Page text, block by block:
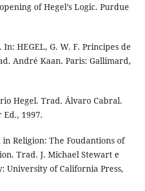
of Hegel’s Logic. Purdue
In: HEGEL, G. W. F. Principes de
André Kaan. Paris: Gallimard,
Hegel. Trad. Álvaro Cabral.
Ed., 1997.
in Religion: The Foudantions of
Trad. J. Michael Stewart e
University of California Press,